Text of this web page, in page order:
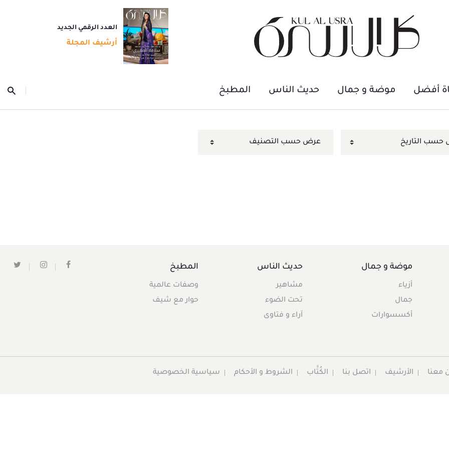
العدد الرقمي الجديد
أرشيف المجلة
أفضل موضة و جمال حديث الناس المطبخ
موضة و جمال
أزياء
جمال
أكسسوارات
حديث الناس
مشاهير
تحت الضوء
آراء و فتاوى
المطبخ
وصفات عالمية
حوار مع شيف
معنا الأرشيف اتصل بنا الكُتَّاب الشروط و الأحكام سياسية الخصوصية